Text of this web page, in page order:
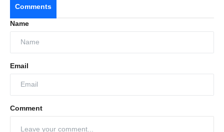
Comments
Name
Email
Comment